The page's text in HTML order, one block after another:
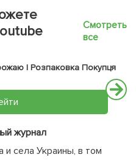
Смотреть
все
| Розпаковка Покупця
журнал
и села Украины, в том